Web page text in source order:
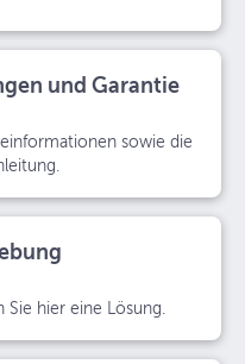
und Garantie
sowie die
Sie hier eine Lösung.